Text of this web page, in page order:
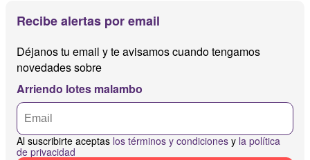
Recibe alertas por email
Déjanos tu email y te avisamos cuando tengamos
novedades sobre
Arriendo lotes malambo
Al suscribirte aceptas los términos y condiciones y la política
de privacidad